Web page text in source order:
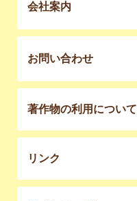
会社案内
お問い合わせ
著作物の利用について
リンク